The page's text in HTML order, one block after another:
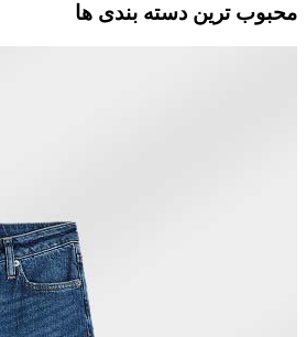
محبوب ترین دسته بندی ها